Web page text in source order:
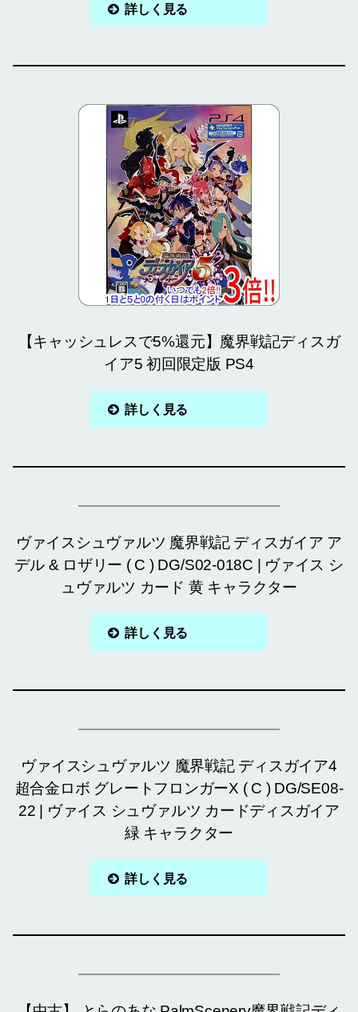
詳しく見る
【キャッシュレスで5%還元】魔界戦記ディスガ
イア5 初回限定版 PS4
詳しく見る
ヴァイスシュヴァルツ 魔界戦記 ディスガイア ア
デル & ロザリー ( C ) DG/S02-018C | ヴァイス シ
ュヴァルツ カード 黄 キャラクター
詳しく見る
ヴァイスシュヴァルツ 魔界戦記 ディスガイア4
超合金ロボ グレートフロンガーX ( C ) DG/SE08-
22 | ヴァイス シュヴァルツ カードディスガイア
緑 キャラクター
詳しく見る